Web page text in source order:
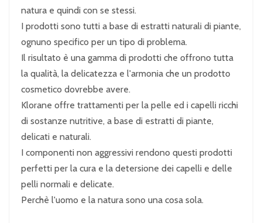
natura e quindi con se stessi.
I prodotti sono tutti a base di estratti naturali di piante,
ognuno specifico per un tipo di problema.
Il risultato è una gamma di prodotti che offrono tutta
la qualità, la delicatezza e l'armonia che un prodotto
cosmetico dovrebbe avere.
Klorane offre trattamenti per la pelle ed i capelli ricchi
di sostanze nutritive, a base di estratti di piante,
delicati e naturali.
I componenti non aggressivi rendono questi prodotti
perfetti per la cura e la detersione dei capelli e delle
pelli normali e delicate.
Perchè l'uomo e la natura sono una cosa sola.